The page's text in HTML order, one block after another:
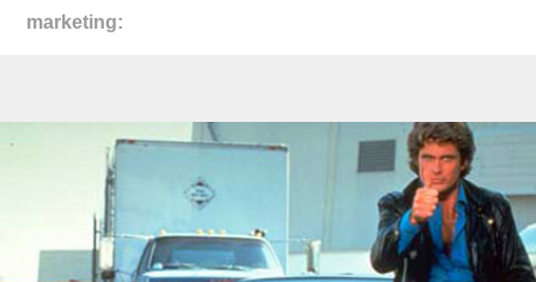
marketing